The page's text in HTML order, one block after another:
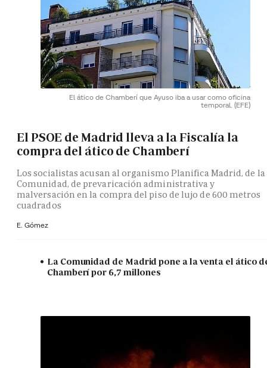
El ático de Chamberí que Ayuso iba a usar como oficina
temporal. (EFE)
El PSOE de Madrid lleva a la Fiscalía la
compra del ático de Chamberí
Los socialistas acusan al organismo Planifica Madrid, de la
Comunidad, de prevaricación administrativa y
malversación en la compra del piso de lujo de 600 metros
cuadrados
E. Gómez
La Comunidad de Madrid pone a la venta el ático
Chamberí por 6,7 millones